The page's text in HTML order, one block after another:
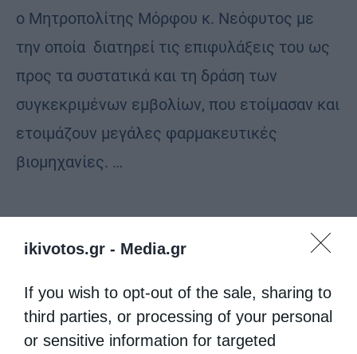
ikivotos.gr - Media.gr
If you wish to opt-out of the sale, sharing to
third parties, or processing of your personal
or sensitive information for targeted
ο Μητροπολίτης Μόρφου κ. Νεόφυτος με
την οποία διατηρεί τις επιφυλάξεις του ως
προς τα συστατικά και τη δράση των
συγκεκριμένων εμβολίων, που ετοίμασαν και
ετοιμάζουν μεγάλες φαρμακευτικές
βιομηχανίες. …